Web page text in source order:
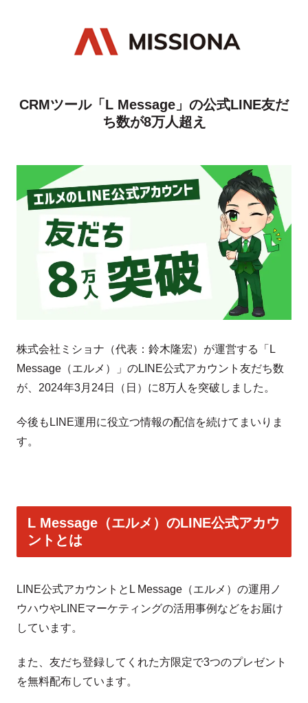
CRMツール「L Message」の公式LINE友だ
ち数が8万人超え
株式会社ミショナ（代表：鈴木隆宏）が運営する「L
Message（エルメ）」のLINE公式アカウント友だち数
が、2024年3月24日（日）に8万人を突破しました。
今後もLINE運用に役立つ情報の配信を続けてまいりま
す。
L Message（エルメ）のLINE公式アカウ
ントとは
LINE公式アカウントとL Message（エルメ）の運用ノ
ウハウやLINEマーケティングの活用事例などをお届け
しています。
また、友だち登録してくれた方限定で3つのプレゼント
を無料配布しています。